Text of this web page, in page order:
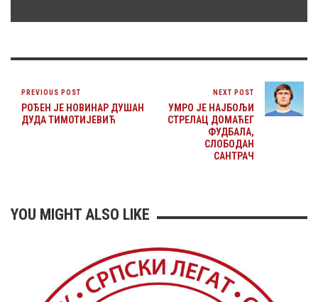
PREVIOUS POST
РОЂЕН ЈЕ НОВИНАР ДУШАН
ДУДА ТИМОТИЈЕВИЋ
NEXT POST
УМРО ЈЕ НАЈБОЉИ
СТРЕЛАЦ ДОМАЋЕГ
ФУДБАЛА,
СЛОБОДАН
САНТРАЧ
YOU MIGHT ALSO LIKE